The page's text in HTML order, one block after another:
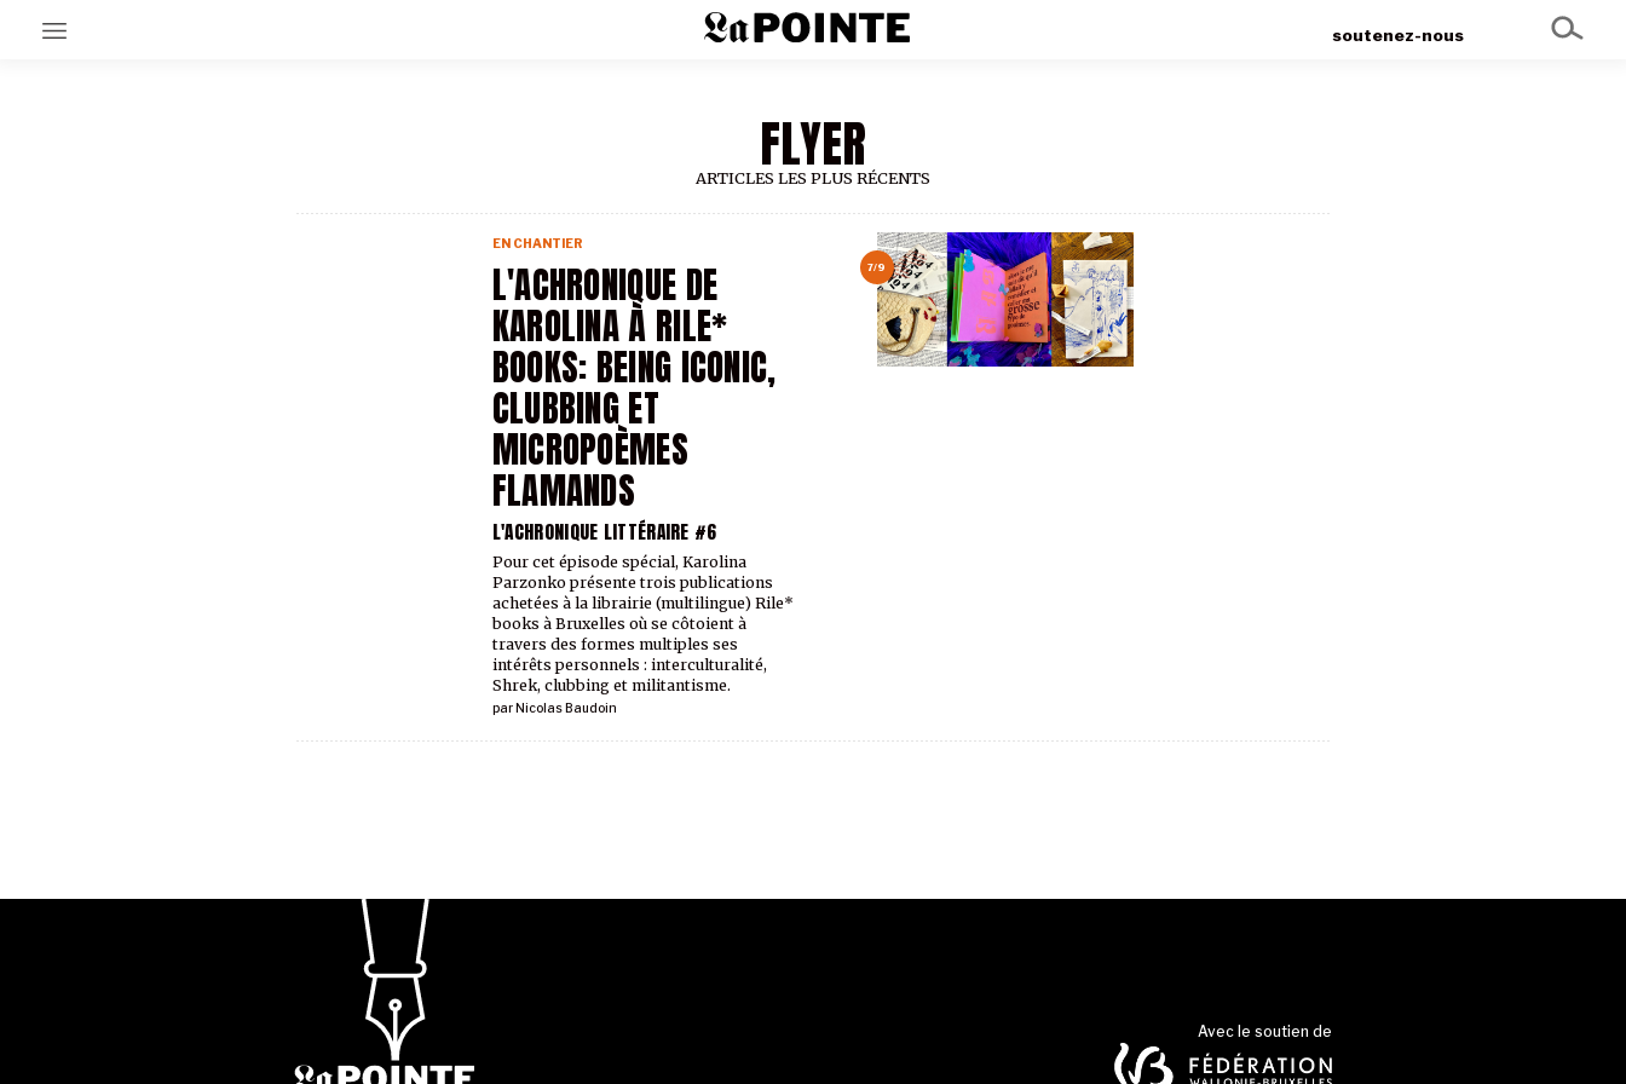
soutenez-nous
FLYER
ARTICLES LES PLUS RÉCENTS
7/9
L'ACHRONIQUE DE
KAROLINA À RILE*
BOOKS: BEING ICONIC,
CLUBBING ET
MICROPOÈMES
FLAMANDS
L'ACHRONIQUE LITTÉRAIRE #6
EN CHANTIER
par Nicolas Baudoin
Pour cet épisode spécial, Karolina
Parzonko présente trois publications
achetées à la librairie (multilingue) Rile*
books à Bruxelles où se côtoient à
travers des formes multiples ses
intérêts personnels : interculturalité,
Shrek, clubbing et militantisme.
Avec le soutien de